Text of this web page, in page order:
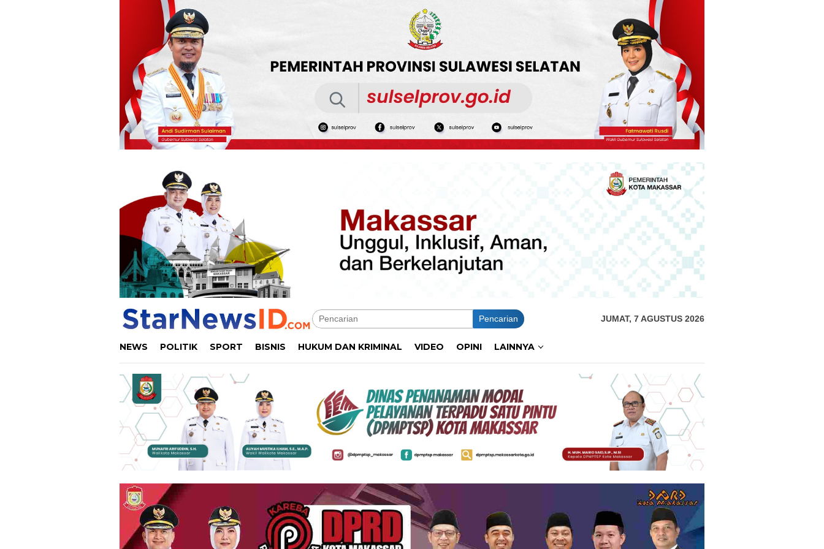
Pencarian JUMAT, 7 AGUSTUS 2026
NEWS POLITIK SPORT BISNIS HUKUM DAN KRIMINAL VIDEO OPINI LAINNYA